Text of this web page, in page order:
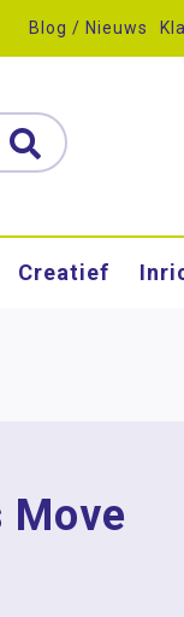
Blog / Nieuws
Creatief
Move